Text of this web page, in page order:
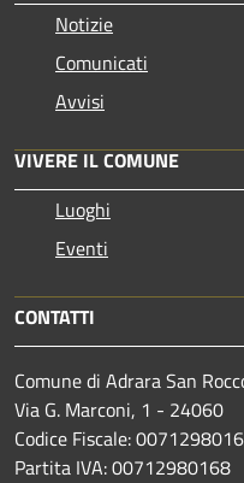
Notizie
Comunicati
Avvisi
VIVERE IL COMUNE
Luoghi
Eventi
CONTATTI
Comune di Adrara San
Via G. Marconi, 1 - 24060
Codice Fiscale:
Partita IVA: 00712980168